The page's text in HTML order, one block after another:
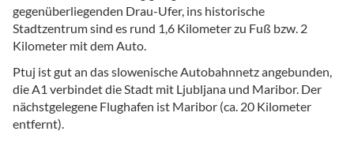
gegenüberliegenden Drau-Ufer, ins historische
Stadtzentrum sind es rund 1,6 Kilometer zu Fuß bzw. 2
Kilometer mit dem Auto.
Ptuj ist gut an das slowenische Autobahnnetz angebunden,
die A1 verbindet die Stadt mit Ljubljana und Maribor. Der
nächstgelegene Flughafen ist Maribor (ca. 20 Kilometer
entfernt).